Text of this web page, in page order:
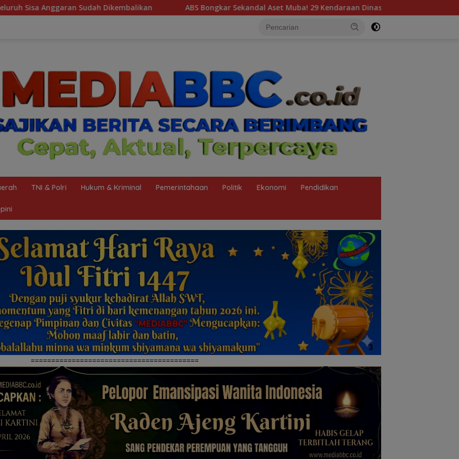
Dikembalikan ABS Bongkar Sekandal Aset Muba! 29 Kendaraan Dinas Bernilai Milyaran Tak Jelas Tanpa Jejak
TNI & Polri Hukum & Kriminal Pemerintahaan Politik Ekonomi Pendidikan
=========================================